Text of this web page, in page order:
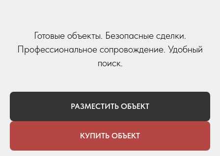
Готовые объекты. Безопасные сделки.
Профессиональное сопровождение. Удобный
поиск.
РАЗМЕСТИТЬ ОБЪЕКТ
КУПИТЬ ОБЪЕКТ